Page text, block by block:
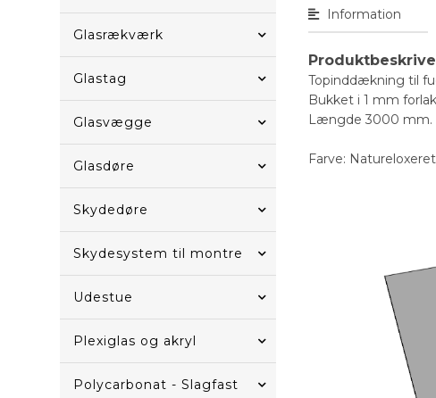
Glasrækværk
Glastag
Glasvægge
Glasdøre
Skydedøre
Skydesystem til montre
Udestue
Plexiglas og akryl
Polycarbonat - Slagfast
Information
Topinddækning til
Bukket i 1 mm
Længde 3000 mm.
Farve: Natureloxeret